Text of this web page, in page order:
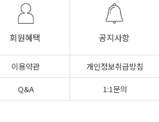
회원혜택 공지사항
이용약관
개인정보취급방침
Q&A 1:1문의